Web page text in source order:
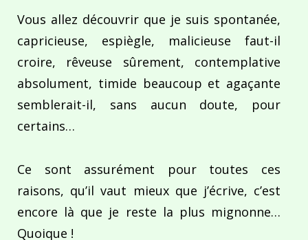
Vous allez découvrir que je suis spontanée,
capricieuse, espiègle, malicieuse faut-il
croire, rêveuse sûrement, contemplative
absolument, timide beaucoup et agaçante
semblerait-il, sans aucun doute, pour
certains…
Ce sont assurément pour toutes ces
raisons, qu’il vaut mieux que j’écrive, c’est
encore là que je reste la plus mignonne…
Quoique !